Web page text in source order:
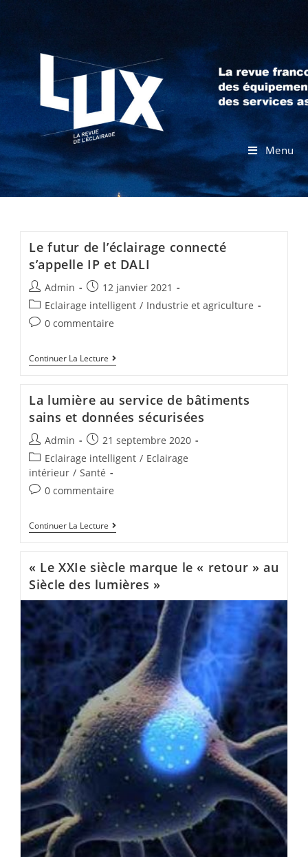
Menu
Le futur de l’éclairage connecté
s’appelle IP et DALI
Admin
12 janvier 2021
Eclairage intelligent / Industrie et agriculture
0 commentaire
Continuer La Lecture
La lumière au service de bâtiments
sains et données sécurisées
Admin
21 septembre 2020
Eclairage intelligent / Eclairage
intérieur / Santé
0 commentaire
Continuer La Lecture
« Le XXIe siècle marque le « retour » au
Siècle des lumières »